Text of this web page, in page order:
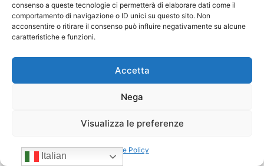
consenso a queste tecnologie ci permetterà di elaborare dati come il
comportamento di navigazione o ID unici su questo sito. Non
acconsentire o ritirare il consenso può influire negativamente su alcune
caratteristiche e funzioni.
Accetta
Nega
Visualizza le preferenze
Cookie Policy
associati
22/07/2026
Italian